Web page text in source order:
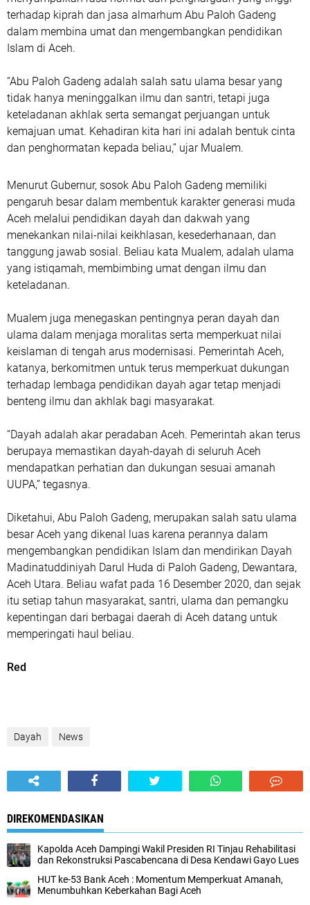
terhadap kiprah dan jasa almarhum Abu Paloh Gadeng
dalam membina umat dan mengembangkan pendidikan
Islam di Aceh.
“Abu Paloh Gadeng adalah salah satu ulama besar yang
tidak hanya meninggalkan ilmu dan santri, tetapi juga
keteladanan akhlak serta semangat perjuangan untuk
kemajuan umat. Kehadiran kita hari ini adalah bentuk cinta
dan penghormatan kepada beliau,” ujar Mualem.
Menurut Gubernur, sosok Abu Paloh Gadeng memiliki
pengaruh besar dalam membentuk karakter generasi muda
Aceh melalui pendidikan dayah dan dakwah yang
menekankan nilai-nilai keikhlasan, kesederhanaan, dan
tanggung jawab sosial. Beliau kata Mualem, adalah ulama
yang istiqamah, membimbing umat dengan ilmu dan
keteladanan.
Mualem juga menegaskan pentingnya peran dayah dan
ulama dalam menjaga moralitas serta memperkuat nilai
keislaman di tengah arus modernisasi. Pemerintah Aceh,
katanya, berkomitmen untuk terus memperkuat dukungan
terhadap lembaga pendidikan dayah agar tetap menjadi
benteng ilmu dan akhlak bagi masyarakat.
“Dayah adalah akar peradaban Aceh. Pemerintah akan terus
berupaya memastikan dayah-dayah di seluruh Aceh
mendapatkan perhatian dan dukungan sesuai amanah
UUPA,” tegasnya.
Diketahui, Abu Paloh Gadeng, merupakan salah satu ulama
besar Aceh yang dikenal luas karena perannya dalam
mengembangkan pendidikan Islam dan mendirikan Dayah
Madinatuddiniyah Darul Huda di Paloh Gadeng, Dewantara,
Aceh Utara. Beliau wafat pada 16 Desember 2020, dan sejak
itu setiap tahun masyarakat, santri, ulama dan pemangku
kepentingan dari berbagai daerah di Aceh datang untuk
memperingati haul beliau.
Red
Dayah News
DIREKOMENDASIKAN
Kapolda Aceh Dampingi Wakil Presiden RI Tinjau Rehabilitasi
dan Rekonstruksi Pascabencana di Desa Kendawi Gayo Lues
HUT ke-53 Bank Aceh : Momentum Memperkuat Amanah,
Menumbuhkan Keberkahan Bagi Aceh